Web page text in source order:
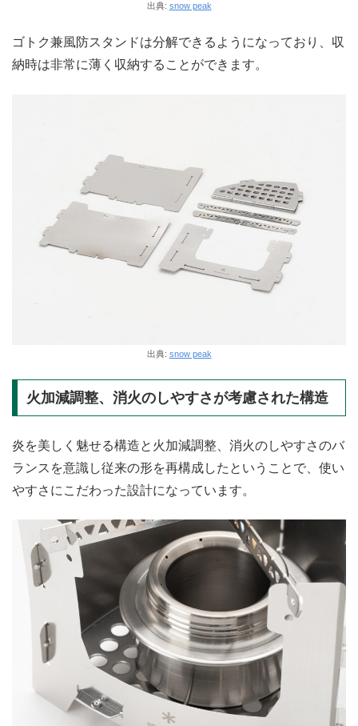
出典: snow peak
ゴトク兼風防スタンドは分解できるようになっており、収
納時は非常に薄く収納することができます。
出典: snow peak
火加減調整、消火のしやすさが考慮された構造
炎を美しく魅せる構造と火加減調整、消火のしやすさのバ
ランスを意識し従来の形を再構成したということで、使い
やすさにこだわった設計になっています。